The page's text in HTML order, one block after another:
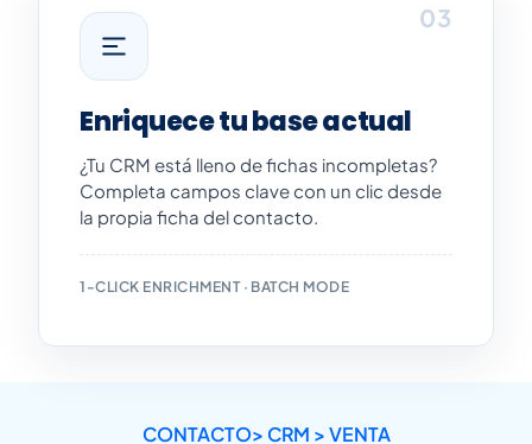
03
Enriquece tu base actual
¿Tu CRM está lleno de fichas incompletas?
Completa campos clave con un clic desde
la propia ficha del contacto.
1-CLICK ENRICHMENT · BATCH MODE
CONTACTO> CRM > VENTA